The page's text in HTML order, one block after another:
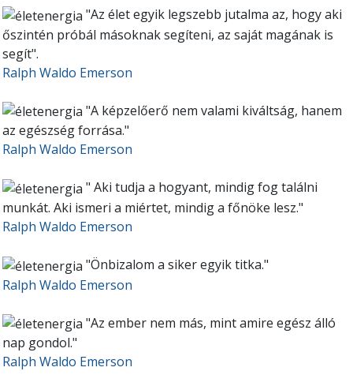
"Az élet egyik legszebb jutalma az, hogy aki
őszintén próbál másoknak segíteni, az saját magának is
segít".
Ralph Waldo Emerson
"A képzelőerő nem valami kiváltság, hanem
az egészség forrása."
Ralph Waldo Emerson
" Aki tudja a hogyant, mindig fog találni
munkát. Aki ismeri a miértet, mindig a főnöke lesz."
Ralph Waldo Emerson
"Önbizalom a siker egyik titka."
Ralph Waldo Emerson
"Az ember nem más, mint amire egész álló
nap gondol."
Ralph Waldo Emerson